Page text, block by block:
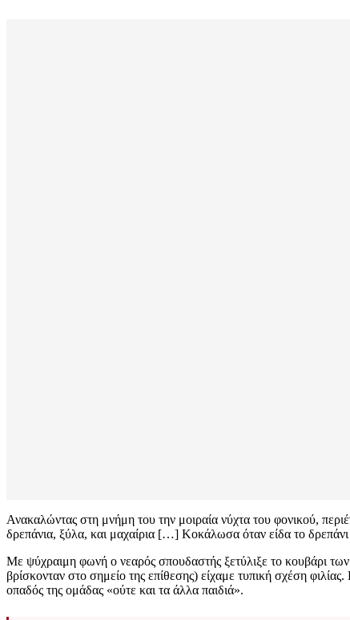
Ανακαλώντας στη μνήμη του την μοιραία νύχτα του φονικού,
δρεπάνια, ξύλα, και μαχαίρια […] Κοκάλωσα όταν είδα το
Με ψύχραιμη φωνή ο νεαρός σπουδαστής ξετύλιξε το κουβάρι
βρίσκονταν στο σημείο της επίθεσης) είχαμε τυπική σχέση
οπαδός της ομάδας «ούτε και τα άλλα παιδιά».